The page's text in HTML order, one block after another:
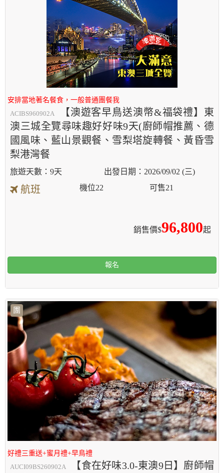
安排當地著名餐食，一般普通團餐我
ACIBS960902A
【澳遊客早鳥送澳幣&福袋禮】東
澳三城全覽尋味趣好好味9天(廚師帽推薦、德
國風味、藍山景觀餐、雪梨塔旋轉餐、黃昏雪
梨港灣餐
9天 2026/09/02 (三)
航班
銷售價$96,800起
機位22 可售21
報名
團
好禮三重送+蜜月禮+早鳥禮
AUCI09BS260902A
【食在好味3.0-東澳9日】廚師帽